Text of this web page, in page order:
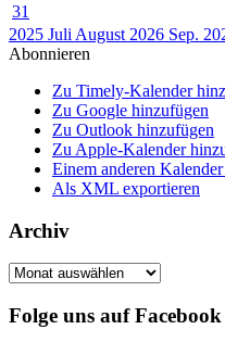
31
2025 Juli August 2026 Sep.
Abonnieren
Zu Timely-Kalender
Zu Google hinzufügen
Zu Outlook hinzufügen
Zu Apple-Kalender
Einem anderen
Als XML exportieren
Archiv
Archiv
Folge uns auf Facebook